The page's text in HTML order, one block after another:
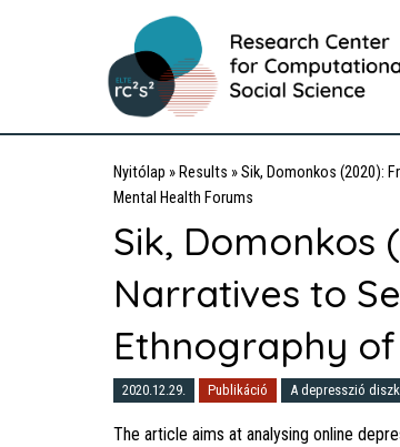
Nyitólap » Results »Sik, Domonkos (2020):
Mental Health Forums
Sik, Domonkos
Narratives to
Ethnography
2020.12.29. Publikáció A depresszió
The article aims at analysing online